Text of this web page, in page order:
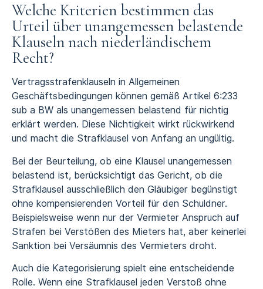
Welche Kriterien bestimmen das
Urteil über unangemessen belastende
Klauseln nach niederländischem
Recht?
Vertragsstrafenklauseln in Allgemeinen
Geschäftsbedingungen können gemäß Artikel 6:233
sub a BW als unangemessen belastend für nichtig
erklärt werden. Diese Nichtigkeit wirkt rückwirkend
und macht die Strafklausel von Anfang an ungültig.
Bei der Beurteilung, ob eine Klausel unangemessen
belastend ist, berücksichtigt das Gericht, ob die
Strafklausel ausschließlich den Gläubiger begünstigt
ohne kompensierenden Vorteil für den Schuldner.
Beispielsweise wenn nur der Vermieter Anspruch auf
Strafen bei Verstößen des Mieters hat, aber keinerlei
Sanktion bei Versäumnis des Vermieters droht.
Auch die Kategorisierung spielt eine entscheidende
Rolle. Wenn eine Strafklausel jeden Verstoß ohne